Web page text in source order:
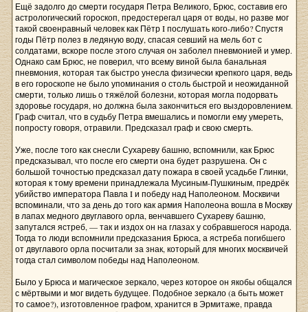
Ещё задолго до смерти государя Петра Великого, Брюс, составив его
астрологический гороскоп, предостерегал царя от воды, но разве мог
такой своенравный человек как Пётр I послушать кого-либо? Спустя
годы Пётр полез в ледяную воду, спасая севший на мель бот с
солдатами, вскоре после этого случая он заболел пневмонией и умер.
Однако сам Брюс, не поверил, что всему виной была банальная
пневмония, которая так быстро унесла физически крепкого царя, ведь
в его гороскопе не было упоминания о столь быстрой и неожиданной
смерти, только лишь о тяжёлой болезни, которая могла подорвать
здоровье государя, но должна была закончиться его выздоровлением.
Граф считал, что в судьбу Петра вмешались и помогли ему умереть,
попросту говоря, отравили. Предсказал граф и свою смерть.
Уже, после того как снесли Сухареву башню, вспомнили, как Брюс
предсказывал, что после его смерти она будет разрушена. Он с
большой точностью предсказал дату пожара в своей усадьбе Глинки,
которая к тому времени принадлежала Мусиным-Пушкиным, предрёк
убийство императора Павла I и победу над Наполеоном. Москвичи
вспоминали, что за день до того как армия Наполеона вошла в Москву
в лапах медного двуглавого орла, венчавшего Сухареву башню,
запутался ястреб, — так и издох он на глазах у собравшегося народа.
Тогда то люди вспомнили предсказания Брюса, а ястреба погибшего
от двуглавого орла посчитали за знак, который для многих москвичей
тогда стал символом победы над Наполеоном.
Было у Брюса и магическое зеркало, через которое он якобы общался
с мёртвыми и мог видеть будущее. Подобное зеркало (а быть может
то самое?), изготовленное графом, хранится в Эрмитаже, правда